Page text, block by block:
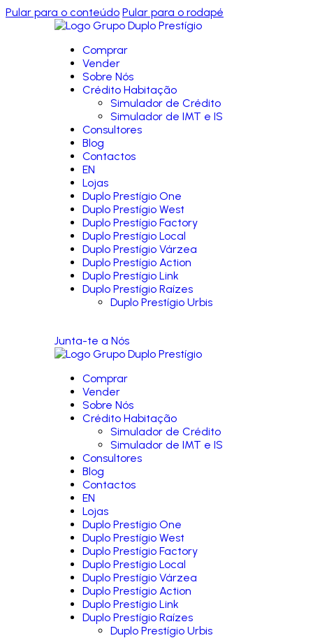
Pular para o conteúdo Pular para o rodapé
Comprar
Vender
Sobre Nós
Crédito Habitação
Simulador de Crédito
Simulador de IMT e IS
Consultores
Blog
Contactos
EN
Lojas
Duplo Prestígio One
Duplo Prestígio West
Duplo Prestígio Factory
Duplo Prestígio Local
Duplo Prestígio Várzea
Duplo Prestígio Action
Duplo Prestígio Link
Duplo Prestígio Raízes
Duplo Prestígio Urbis
Junta-te a Nós
Comprar
Vender
Sobre Nós
Crédito Habitação
Simulador de Crédito
Simulador de IMT e IS
Consultores
Blog
Contactos
EN
Lojas
Duplo Prestígio One
Duplo Prestígio West
Duplo Prestígio Factory
Duplo Prestígio Local
Duplo Prestígio Várzea
Duplo Prestígio Action
Duplo Prestígio Link
Duplo Prestígio Raízes
Duplo Prestígio Urbis